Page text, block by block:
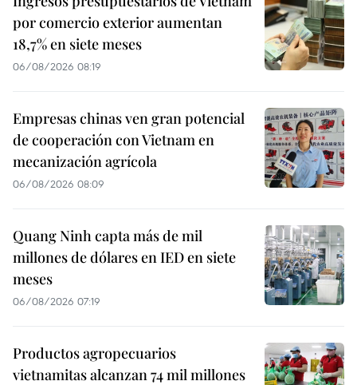
por comercio exterior aumentan
18,7% en siete meses
06/08/2026 08:19
Empresas chinas ven gran potencial
de cooperación con Vietnam en
mecanización agrícola
06/08/2026 08:09
Quang Ninh capta más de mil
millones de dólares en IED en siete
meses
06/08/2026 07:19
Productos agropecuarios
vietnamitas alcanzan 74 mil millones